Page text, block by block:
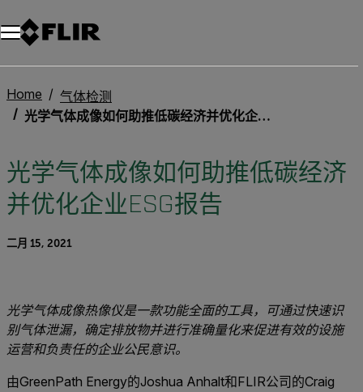
Home
气体检测
光学气体成像如何助推低碳经济并优化企业ESG报告
光学气体成像如何助推低碳经济
并优化企业ESG报告
二月 15, 2021
光学气体成像热像仪是一款功能全面的工具，可通过快速识
别气体泄漏，确定排放物并进行准确量化来促进有效的设施
运营和负责任的企业公民意识。
由GreenPath Energy的Joshua Anhalt和FLIR公司的Craig